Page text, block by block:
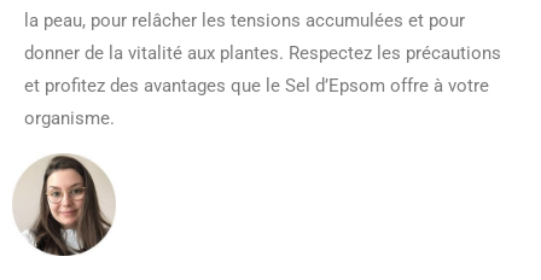
la peau, pour relâcher les tensions accumulées et pour
donner de la vitalité aux plantes. Respectez les précautions
et profitez des avantages que le Sel d’Epsom offre à votre
organisme.